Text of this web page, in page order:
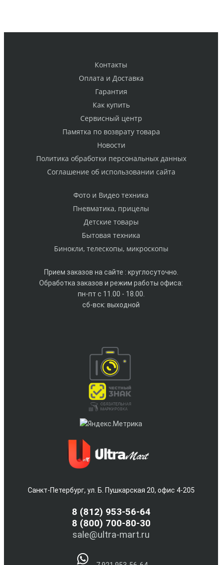
Контакты
Оплата и Доставка
Гарантия
Как купить
Cервисный центр
Памятка по возврату товара
Новости
Политика обработки персональных данных
Cоглашение об использовании сайта
Фото и Видео техника
Пневматика, прицелы
Детские товары
Бытовая техника
Бинокли, телескопы, микроскопы
Прием заказов на сайте : круглосуточно.
Обработка заказов и режим работы офиса:
пн-пт с 11.00 - 18.00.
сб-вск: выходной
Санкт-Петербург, ул. Б. Пушкарская 20, офис 4-205
8 (812) 953-56-64
8 (800) 700-80-30
sale@ultra-mart.ru